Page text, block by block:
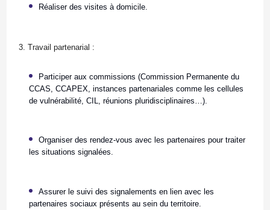
Réaliser des visites à domicile.
3. Travail partenarial :
Participer aux commissions (Commission Permanente du
CCAS, CCAPEX, instances partenariales comme les cellules
de vulnérabilité, CIL, réunions pluridisciplinaires…).
Organiser des rendez-vous avec les partenaires pour traiter
les situations signalées.
Assurer le suivi des signalements en lien avec les
partenaires sociaux présents au sein du territoire.